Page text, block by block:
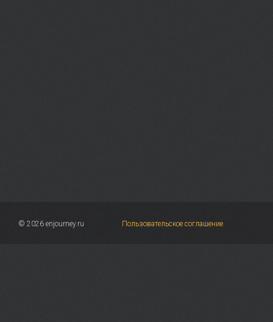
© 2026 enjourney.ru Пользовательское соглашение